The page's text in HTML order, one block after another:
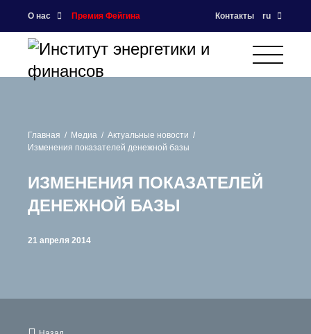
О нас Премия Фейгина Контакты ru
Главная Медиа
Актуальные новости
Изменения показателей денежной базы
ИЗМЕНЕНИЯ ПОКАЗАТЕЛЕЙ
ДЕНЕЖНОЙ БАЗЫ
21 апреля 2014